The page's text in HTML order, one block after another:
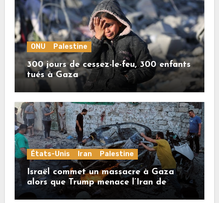
ONU Palestine
300 jours de cessez-le-feu, 300 enfants
tués à Gaza
États-Unis Iran Palestine
Israël commet un massacre à Gaza
alors que Trump menace l’Iran de
«décapitation»